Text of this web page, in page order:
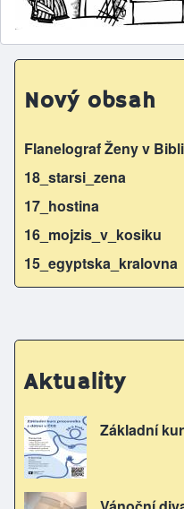
Nový obsah
Flanelograf Ženy v
18_starsi_zena
17_hostina
16_mojzis_v_kosiku
15_egyptska_kralovna
Aktuality
Základní